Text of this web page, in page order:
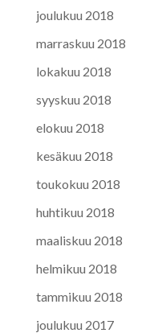
joulukuu 2018
marraskuu 2018
lokakuu 2018
syyskuu 2018
elokuu 2018
kesäkuu 2018
toukokuu 2018
huhtikuu 2018
maaliskuu 2018
helmikuu 2018
tammikuu 2018
joulukuu 2017